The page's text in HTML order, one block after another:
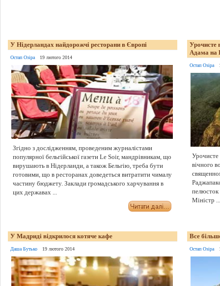
У Нідерландах найдорожчі ресторани в Європі
Остап Озіра 19 лютого 2014
Згідно з дослідженням, проведеним журналістами
популярної бельгійської газети Le Soir, мандрівникам, що
вирушають в Нідерланди, а також Бельгію, треба бути
готовими, що в ресторанах доведеться витратити чималу
частину бюджету. Заклади громадського харчування в
цих державах ...
Урочисте
Адама на
Остап Озіра
Урочисте
вічного
пелюсток
Міністр ...
У Мадриді відкрилося котяче кафе
Даша Бутько 19 лютого 2014
Все
Остап Озіра